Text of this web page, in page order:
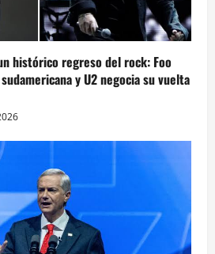
histórico regreso del rock: Foo
y U2 negocia su vuelta